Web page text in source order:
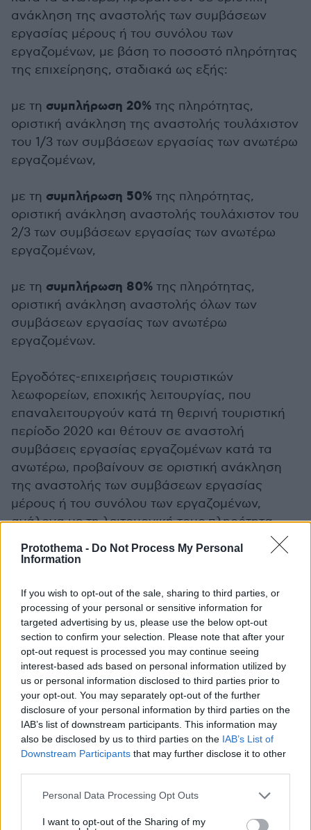
Protothema - Do Not Process My Personal
Information
If you wish to opt-out of the sale, sharing to third parties, or
processing of your personal or sensitive information for
targeted advertising by us, please use the below opt-out
section to confirm your selection. Please note that after your
opt-out request is processed you may continue seeing
interest-based ads based on personal information utilized by
us or personal information disclosed to third parties prior to
your opt-out. You may separately opt-out of the further
disclosure of your personal information by third parties on the
IAB’s list of downstream participants. This information may
also be disclosed by us to third parties on the IAB’s List of
Downstream Participants that may further disclose it to other
Please note that this website/app uses one or more Google
not limited to your visit or usage behaviour. You may click to
Personal Data Processing Opt Outs
I want to opt-out of the Sharing of my
ανάκληση της αναστολής των συμβάσεων
εργασίας μέρους ή του συνόλου των
εργαζομένων, με βάση το ποσοστό πληρότητας
της επιχείρησης, σταδιακά ως εξής:
με τη συμπλήρωση 20% της πληρότητας,
οριστική ανάκληση της αναστολής τουλάχιστον
του 1/3 των συμβάσεων εργασίας των ανωτέρω
εργαζομένων,
με τη συμπλήρωση 50% της πληρότητας,
οριστική ανάκληση αναστολής τουλάχιστον του
2/3 των συμβάσεων εργασίας των ανωτέρω
εργαζομένων,
με τη συμπλήρωση 80% της πληρότητας,
οριστική ανάκληση αναστολής όλων των
συμβάσεων εργασίας των ανωτέρω
εργαζομένων.
Εργοδότες-επιχειρήσεις τουριστικών
λεωφορείων, εποχικής λειτουργίας, που
επαναλειτουργούν κατά τη θερινή τουριστική
περίοδο 2020 και θέτουν σε αναστολή
συμβάσεις εργασίας εργαζομένων κατά τα
ανωτέρω, προβαίνουν σε οριστική ανάκληση
της αναστολής των συμβάσεων εργασίας
μέρους ή του συνόλου των εργαζομένων,
ανάλογα με τη λειτουργική τους πληρότητα.
Οισυμβάσεις εργασίας των εργαζομένων
των
δύναται να τεθούν εκ νέου σε αναστολή.
Οι επιχειρήσεις μπορούν να:
προβαίνουν σε προσωρινή ανάκληση
αναστολής συμβάσεων εργασίας εργαζομένων
τους για κάλυψη έκτακτων, πρόσκαιρων,
κατεπειγουσών και ανελαστικών αναγκών μετά
την επαναπρόσληψή τους. Σε αυτή την
περίπτωση οι εργοδότες-επιχειρήσεις
υποχρεούνται να το γνωστοποιήσουν στο
έντυπο του Π.Σ. ΕΡΓΑΝΗ«ΥΠΕΥΘΥΝΗ